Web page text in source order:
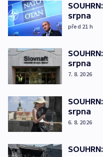
srpna
před 21 h
srpna
7. 8. 2026
srpna
6. 8. 2026